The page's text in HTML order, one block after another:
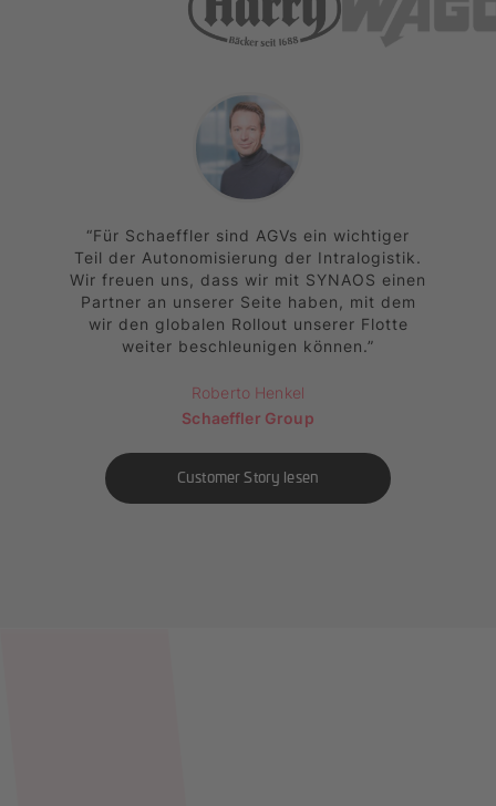
Für Schaeffler sind AGVs ein wichtiger
Teil der Autonomisierung der Intralogistik.
Wir freuen uns, dass wir mit SYNAOS einen
Partner an unserer Seite haben, mit dem
wir den globalen Rollout unserer Flotte
weiter beschleunigen können.
Roberto Henkel
Schaeffler Group
Customer Story lesen